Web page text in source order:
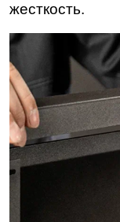
жесткость.